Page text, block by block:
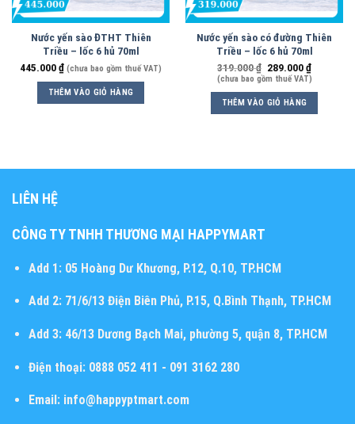
Nước yến sào ĐTHT Thiên
Triều – lốc 6 hủ 70ml
445.000₫ (chưa bao gồm thuế VAT)
THÊM VÀO GIỎ HÀNG
Nước yến sào có đường Thiên
Triều – lốc 6 hủ 70ml
319.000₫ 289.000₫
(chưa bao gồm thuế VAT)
THÊM VÀO GIỎ HÀNG
LIÊN HỆ
CÔNG TY TNHH THƯƠNG MẠI HAPPYMART
Add 1:05 Hoàng Dư Khương, P.12, Q.10, TP.HCM
Add 2:71/6/13 Điện Biên Phủ, P.15, Q.Bình Thạnh, TP.HCM
Add 3:46/13 Dương Bạch Mai, phường 5, quận 8, TP.HCM
Điện thoại:0888 052 411 - 091 3162 280
Email:info@happyptmart.com